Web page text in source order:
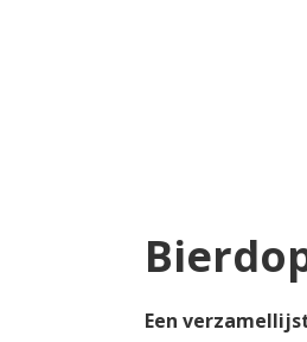
Een